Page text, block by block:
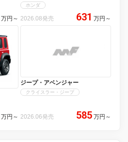
万円 ～
ホンダ
2026.08発売 631 万円 ～
万円 ～
ジープ・アベンジャー
クライスラー・ジープ
2026.06発売 585 万円 ～